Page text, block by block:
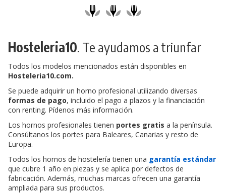
Hosteleria10. Te ayudamos a triunfar
Todos los modelos mencionados están disponibles en
Hosteleria10.com.
Se puede adquirir un horno profesional utilizando diversas
formas de pago, incluido el pago a plazos y la financiación
con renting. Pídenos más información.
Los hornos profesionales tienen portes gratis a la península.
Consúltanos los portes para Baleares, Canarias y resto de
Europa.
Todos los hornos de hostelería tienen una garantía estándar
que cubre 1 año en piezas y se aplica por defectos de
fabricación. Además, muchas marcas ofrecen una garantía
ampliada para sus productos.